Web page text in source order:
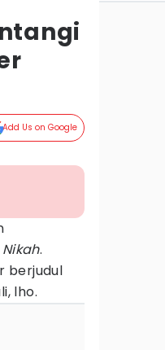
Add Us on Google
Nikah.
berjudul
lho.